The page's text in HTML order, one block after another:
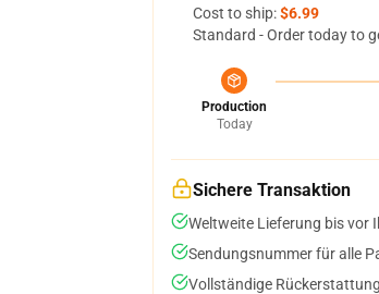
Cost to ship:$6.99
Standard - Order today to
Production
Today
Sichere Transaktion
Weltweite Lieferung bis vor
Sendungsnummer für alle
Vollständige